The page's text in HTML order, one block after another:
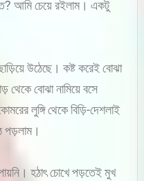
আমি চেয়ে রইলাম। একটু
উঠেছে। কষ্ট করেই বোঝা
থেকে বোঝা নামিয়ে বসে
লুঙ্গি থেকে বিড়ি-দেশলাই
পড়লাম।
হঠাৎ চোখে পড়তেই মুখ